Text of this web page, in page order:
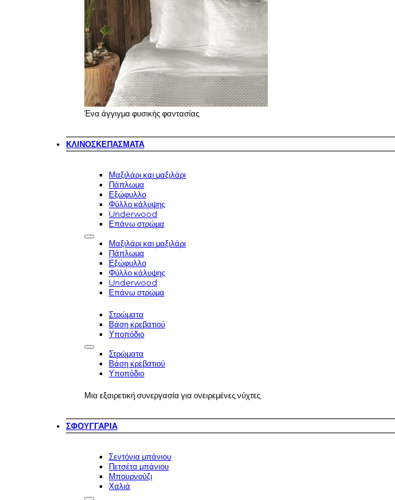
Ένα άγγιγμα φυσικής φαντασίας
ΚΛΙΝΟΣΚΕΠΆΣΜΑΤΑ
Μαξιλάρι και μαξιλάρι
Πάπλωμα
Εξώφυλλο
Φύλλο κάλυψης
Underwood
Επάνω στρώμα
Μαξιλάρι και μαξιλάρι
Πάπλωμα
Εξώφυλλο
Φύλλο κάλυψης
Underwood
Επάνω στρώμα
Στρώματα
Βάση κρεβατιού
Υποπόδιο
Στρώματα
Βάση κρεβατιού
Υποπόδιο
Μια εξαιρετική συνεργασία για ονειρεμένες νύχτες
ΣΦΟΥΓΓΆΡΙΑ
Σεντόνια μπάνιου
Πετσέτα μπάνιου
Μπουρνούζι
Χαλιά